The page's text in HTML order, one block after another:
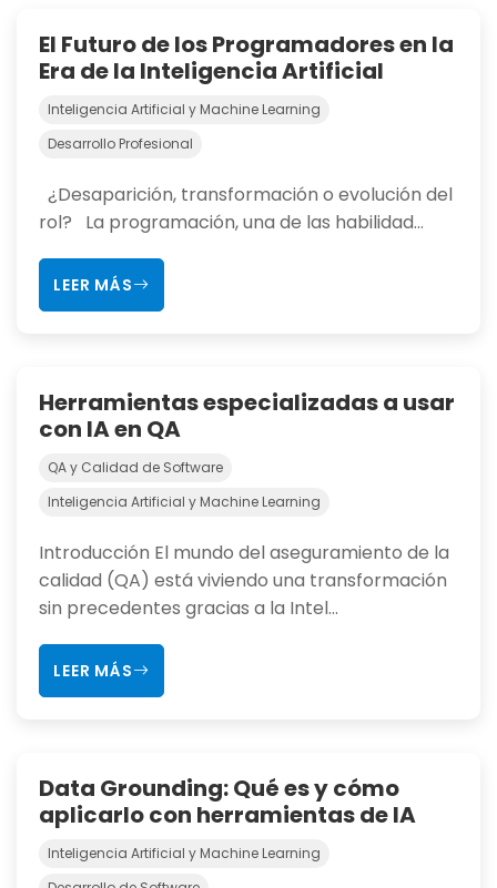
El Futuro de los Programadores en la
Era de la Inteligencia Artificial
Inteligencia Artificial y Machine Learning
Desarrollo Profesional
¿Desaparición, transformación o evolución del
rol? La programación, una de las habilidad...
LEER MÁS
Herramientas especializadas a usar
con IA en QA
QA y Calidad de Software
Inteligencia Artificial y Machine Learning
Introducción El mundo del aseguramiento de la
calidad (QA) está viviendo una transformación
sin precedentes gracias a la Intel...
LEER MÁS
Data Grounding: Qué es y cómo
aplicarlo con herramientas de IA
Inteligencia Artificial y Machine Learning